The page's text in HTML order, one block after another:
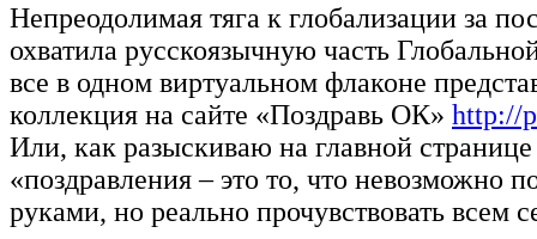
Непреодолимая тяга к глобализации за
охватила русскоязычную часть
все в одном виртуальном флаконе
коллекция на сайте «Поздравь ОК» http://
Или, как разыскиваю на главной странице
«поздравления – это то, что невозможно
руками, но реально прочувствовать всем